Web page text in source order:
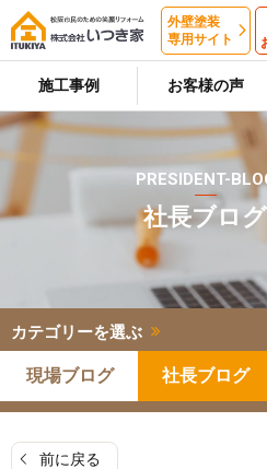
外壁塗装
専用サイト
施工事例 お客様の声
PRESIDENT-
社長ブログ
カテゴリーを選ぶ
現場ブログ 社長ブログ
前に戻る